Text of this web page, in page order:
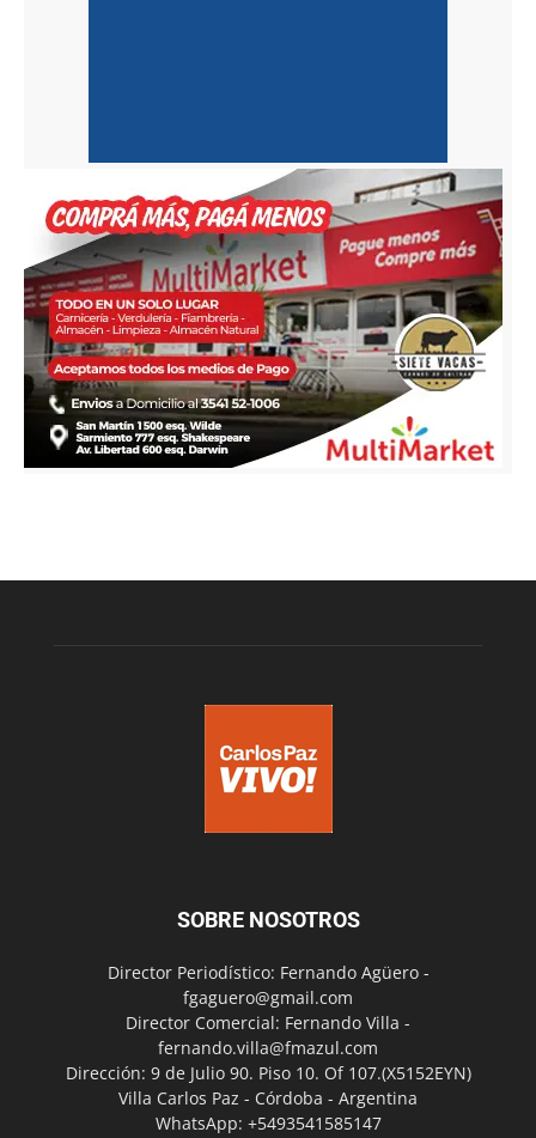
SOBRE NOSOTROS
Director Periodístico: Fernando Agüero -
fgaguero@gmail.com
Director Comercial: Fernando Villa -
fernando.villa@fmazul.com
Dirección: 9 de Julio 90. Piso 10. Of 107.(X5152EYN)
Villa Carlos Paz - Córdoba - Argentina
WhatsApp: +5493541585147